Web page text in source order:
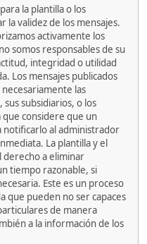
la plantilla o los
validez de los mensajes.
activamente los
somos responsables de su
integridad o utilidad
Los mensajes publicados
las
subsidiarios, o los
considere que un
notificarlo al administrador
La plantilla y el
a eliminar
tiempo razonable, si
Este es un proceso
que pueden no ser capaces
de manera
a la información de los